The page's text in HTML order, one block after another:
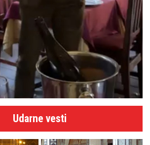
Udarne vesti